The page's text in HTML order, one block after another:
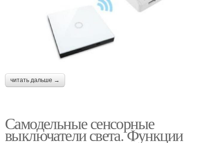
читать дальше →
Самодельные сенсорные
выключатели света. Функции